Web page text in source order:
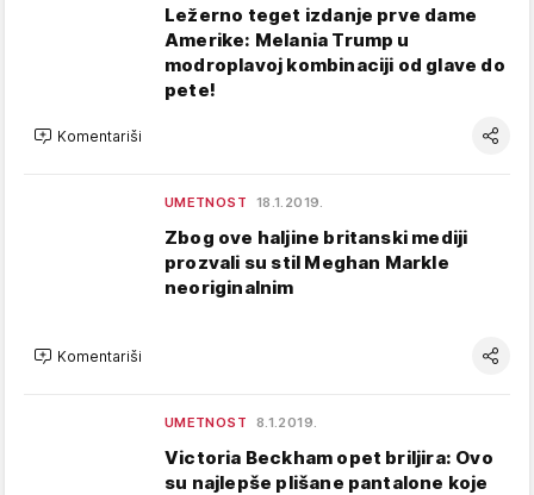
Ležerno teget izdanje prve dame
Amerike: Melania Trump u
modroplavoj kombinaciji od glave do
pete!
Komentariši
UMETNOST 18.1.2019.
Zbog ove haljine britanski mediji
prozvali su stil Meghan Markle
neoriginalnim
Komentariši
UMETNOST 8.1.2019.
Victoria Beckham opet briljira: Ovo
su najlepše plišane pantalone koje